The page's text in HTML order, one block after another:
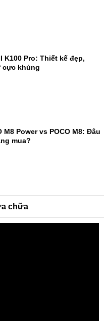
K100 Pro: Thiết kế đẹp,
cực khủng
M8 Power vs POCO M8: Đâu
mua?
chữa